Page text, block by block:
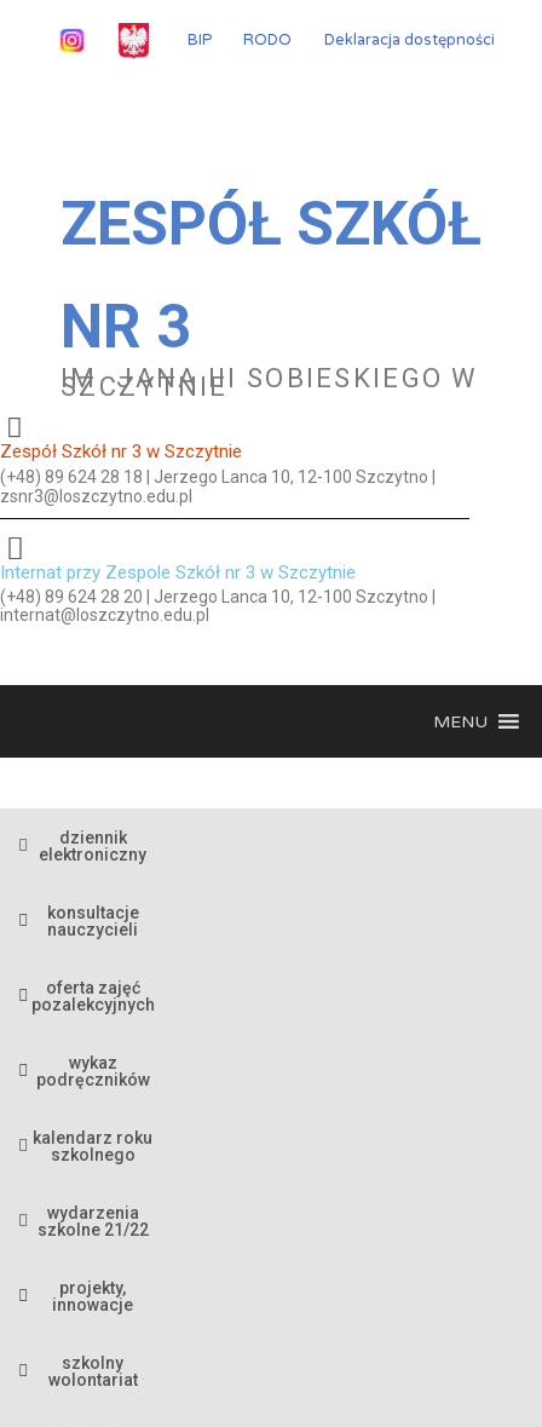
BIP RODO Deklaracja dostępności
ZESPÓŁ SZKÓŁ
NR 3
IM. JANA III SOBIESKIEGO W
SZCZYTNIE
Zespół Szkół nr 3 w Szczytnie
(+48) 89 624 28 18 | Jerzego Lanca 10, 12-100 Szczytno |
zsnr3@loszczytno.edu.pl
Internat przy Zespole Szkół nr 3 w Szczytnie
(+48) 89 624 28 20 | Jerzego Lanca 10, 12-100 Szczytno |
internat@loszczytno.edu.pl
MENU
dziennik
elektroniczny
konsultacje
nauczycieli
oferta zajęć
pozalekcyjnych
wykaz
podręczników
kalendarz roku
szkolnego
wydarzenia
szkolne 21/22
projekty,
innowacje
szkolny
wolontariat